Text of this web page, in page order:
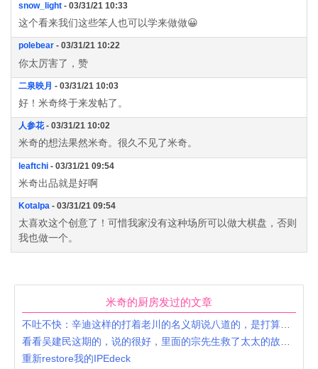
snow_light - 03/31/21 10:33
这个看来我们这些笨人也可以学来做做😀
polebear - 03/31/21 10:22
你太厉害了，赞
二泉映月 - 03/31/21 10:03
好！米奇终于来发帖了。
人参花- 03/31/21 10:02
米奇的想法果然米奇。很久不见了米奇。
leaftchi - 03/31/21 09:54
米奇出品就是好啊
Kotalpa - 03/31/21 09:54
太喜欢这个创意了！可惜我家没有这种场所可以做大棋盘，否则
我也做一个。
米奇的厨房发过的文章
不吐不快：辛迪这样的打着老川的名义胡说八道的，是打算搞死保守主义吗？
看看吴建民这期的，说的很好，里面的宗先生救了太太的故事很感人，人还是要自救啊，特别是在中国
重新restore我的IPEdeck